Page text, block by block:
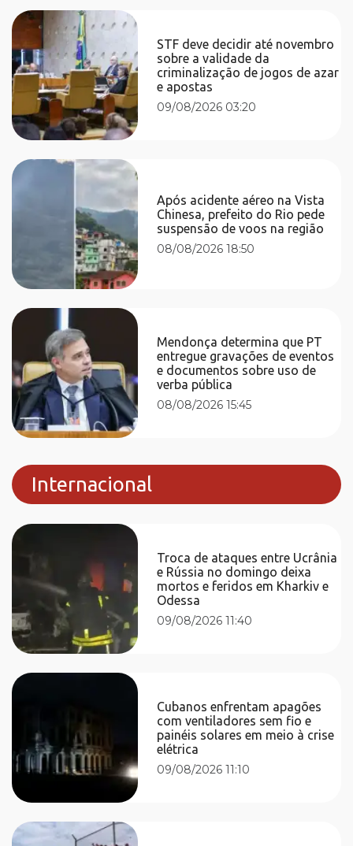
STF deve decidir até novembro
sobre a validade da
criminalização de jogos de azar
e apostas
09/08/2026 03:20
Após acidente aéreo na Vista
Chinesa, prefeito do Rio pede
suspensão de voos na região
08/08/2026 18:50
Mendonça determina que PT
entregue gravações de eventos
e documentos sobre uso de
verba pública
08/08/2026 15:45
Internacional
Troca de ataques entre Ucrânia
e Rússia no domingo deixa
mortos e feridos em Kharkiv e
Odessa
09/08/2026 11:40
Cubanos enfrentam apagões
com ventiladores sem fio e
painéis solares em meio à crise
elétrica
09/08/2026 11:10